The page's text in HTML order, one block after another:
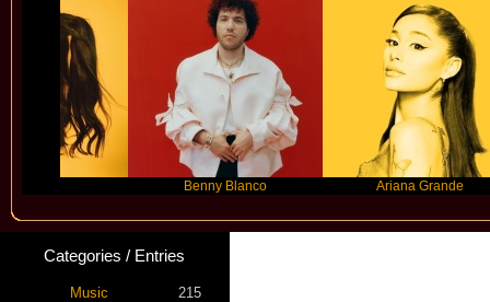
Benny Blanco Ariana Grande
Categories / Entries
Music 215